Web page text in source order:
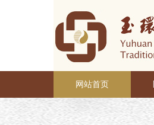
网站首页